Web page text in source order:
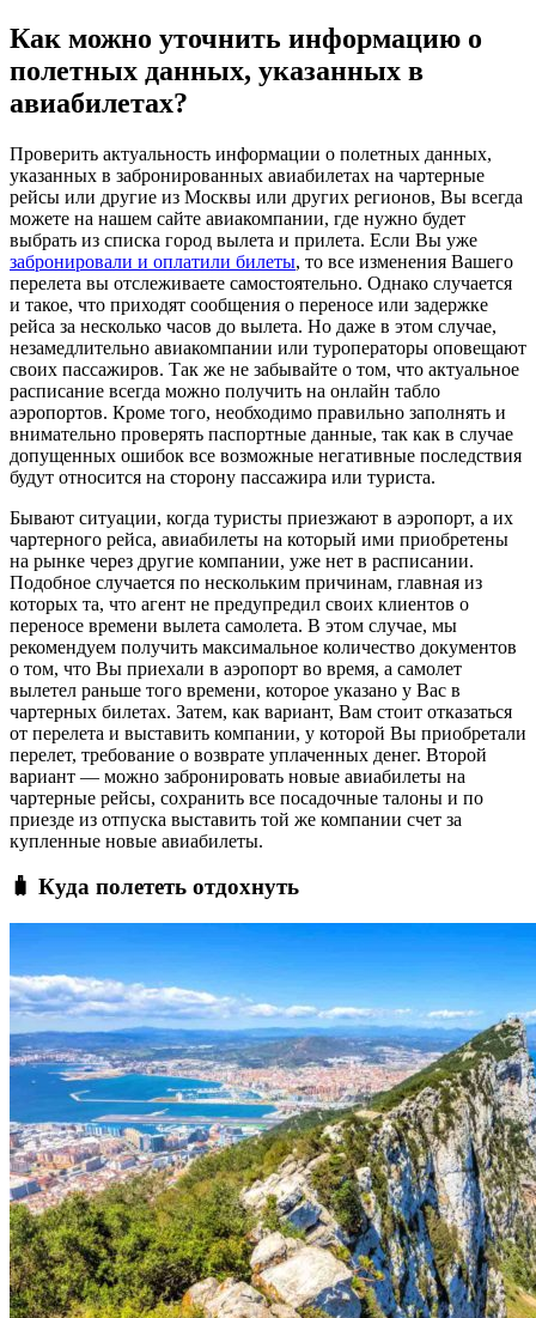
Как можно уточнить информацию о
полетных данных, указанных в
авиабилетах?
Проверить актуальность информации о полетных данных,
указанных в забронированных авиабилетах на чартерные
рейсы или другие из Москвы или других регионов, Вы всегда
можете на нашем сайте авиакомпании, где нужно будет
выбрать из списка город вылета и прилета. Если Вы уже
забронировали и оплатили билеты, то все изменения Вашего
перелета вы отслеживаете самостоятельно. Однако случается
и такое, что приходят сообщения о переносе или задержке
рейса за несколько часов до вылета. Но даже в этом случае,
незамедлительно авиакомпании или туроператоры оповещают
своих пассажиров. Так же не забывайте о том, что актуальное
расписание всегда можно получить на онлайн табло
аэропортов. Кроме того, необходимо правильно заполнять и
внимательно проверять паспортные данные, так как в случае
допущенных ошибок все возможные негативные последствия
будут относится на сторону пассажира или туриста.
Бывают ситуации, когда туристы приезжают в аэропорт, а их
чартерного рейса, авиабилеты на который ими приобретены
на рынке через другие компании, уже нет в расписании.
Подобное случается по нескольким причинам, главная из
которых та, что агент не предупредил своих клиентов о
переносе времени вылета самолета. В этом случае, мы
рекомендуем получить максимальное количество документов
о том, что Вы приехали в аэропорт во время, а самолет
вылетел раньше того времени, которое указано у Вас в
чартерных билетах. Затем, как вариант, Вам стоит отказаться
от перелета и выставить компании, у которой Вы приобретали
перелет, требование о возврате уплаченных денег. Второй
вариант — можно забронировать новые авиабилеты на
чартерные рейсы, сохранить все посадочные талоны и по
приезде из отпуска выставить той же компании счет за
купленные новые авиабилеты.
🧳 Куда полететь отдохнуть